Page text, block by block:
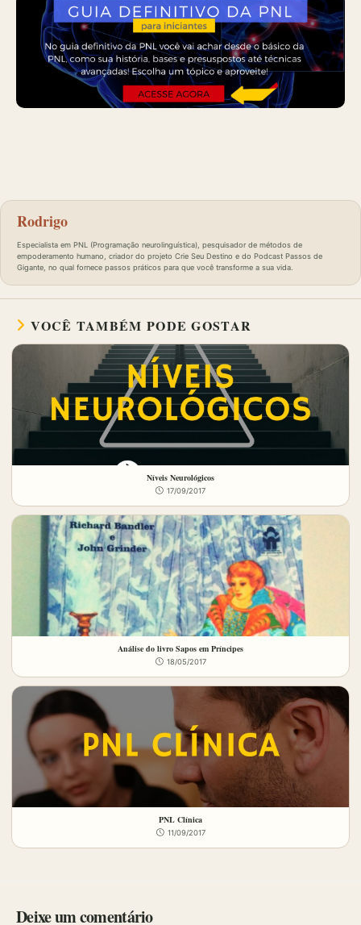
Rodrigo
Especialista em PNL (Programação neurolinguística), pesquisador de métodos de
empoderamento humano, criador do projeto Crie Seu Destino e do Podcast Passos de
Gigante, no qual fornece passos práticos para que você transforme a sua vida.
VOCÊ TAMBÉM PODE GOSTAR
Níveis Neurológicos
17/09/2017
Análise do livro Sapos em Príncipes
18/05/2017
PNL Clínica
11/09/2017
Deixe um comentário